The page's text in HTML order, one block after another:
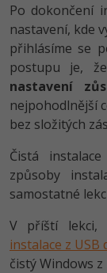
Po dokončení
nastavení, kde
přihlásíme se
postupu je,
nastavení
nejpohodlnější
bez složitých
Čistá
způsoby
samostatné
V příští lekci,
instalace z USB
čistý Windows z